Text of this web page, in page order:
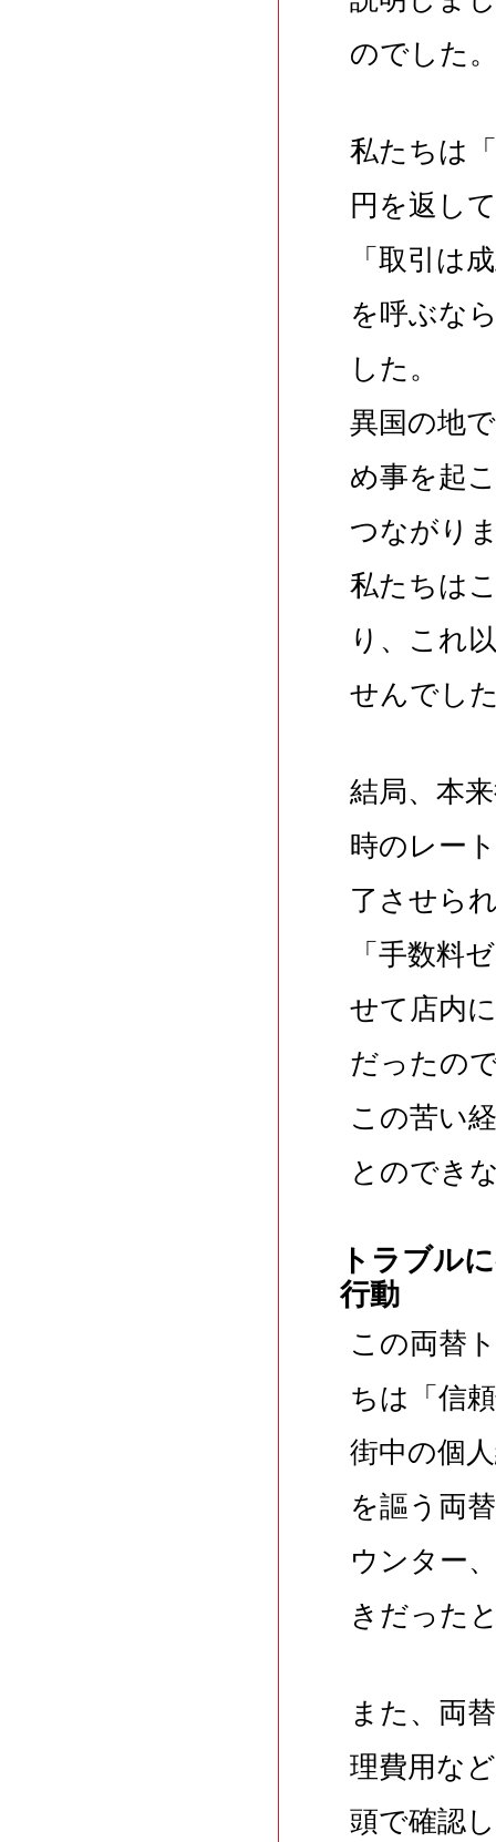
のでした
私たちは
円を返し
「取引は
を呼ぶな
した。
異国の地
め事を起
つながり
私たちは
り、これ
せんでし
結局、本
時のレー
了させら
「手数料
せて店内
だったの
この苦い
とのでき
トラブル
行動
この両替
ちは「信
街中の個
を謳う両
ウンター
きだった
また、両
理費用な
頭で確認